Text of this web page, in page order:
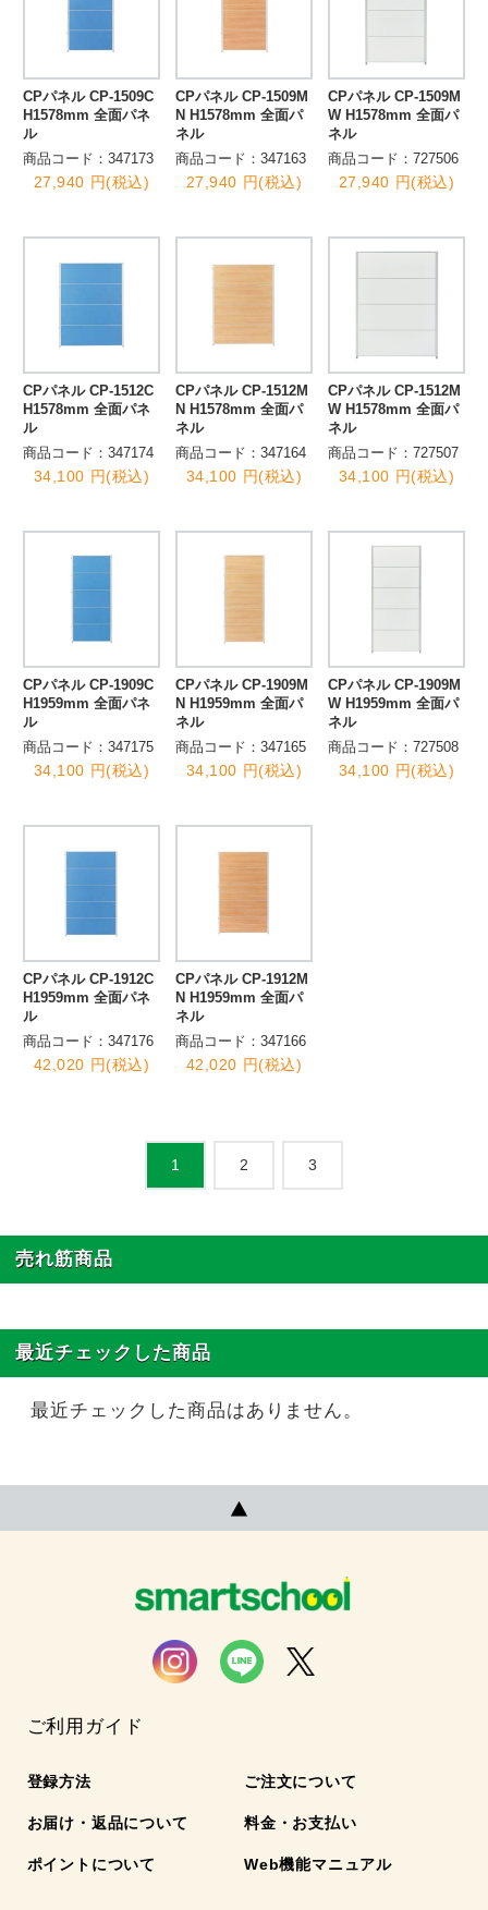
CPパネル CP-1509C
H1578mm 全面パネ
ル
商品コード：347173
27,940 円(税込)
CPパネル CP-1509M
N H1578mm 全面パ
ネル
商品コード：347163
27,940 円(税込)
CPパネル CP-1509M
W H1578mm 全面パ
ネル
商品コード：727506
27,940 円(税込)
CPパネル CP-1512C
H1578mm 全面パネ
ル
商品コード：347174
34,100 円(税込)
CPパネル CP-1512M
N H1578mm 全面パ
ネル
商品コード：347164
34,100 円(税込)
CPパネル CP-1512M
W H1578mm 全面パ
ネル
商品コード：727507
34,100 円(税込)
CPパネル CP-1909C
H1959mm 全面パネ
ル
商品コード：347175
34,100 円(税込)
CPパネル CP-1909M
N H1959mm 全面パ
ネル
商品コード：347165
34,100 円(税込)
CPパネル CP-1909M
W H1959mm 全面パ
ネル
商品コード：727508
34,100 円(税込)
CPパネル CP-1912C
H1959mm 全面パネ
ル
商品コード：347176
42,020 円(税込)
CPパネル CP-1912M
N H1959mm 全面パ
ネル
商品コード：347166
42,020 円(税込)
1 2 3
売れ筋商品
最近チェックした商品
最近チェックした商品はありません。
ご利用ガイド
登録方法 ご注文について
お届け・返品について 料金・お支払い
ポイントについて Web機能マニュアル